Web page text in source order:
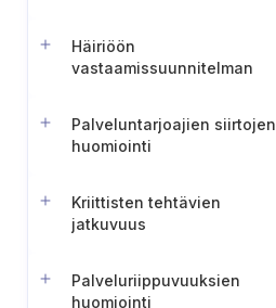
Häiriöön
vastaamissuunnitelman
Palveluntarjoajien siirtojen
huomiointi
Kriittisten tehtävien
jatkuvuus
Palveluriippuvuuksien
huomiointi